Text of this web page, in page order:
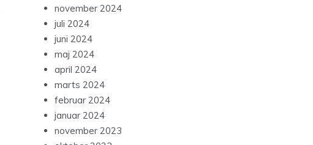
november 2024
juli 2024
juni 2024
maj 2024
april 2024
marts 2024
februar 2024
januar 2024
november 2023